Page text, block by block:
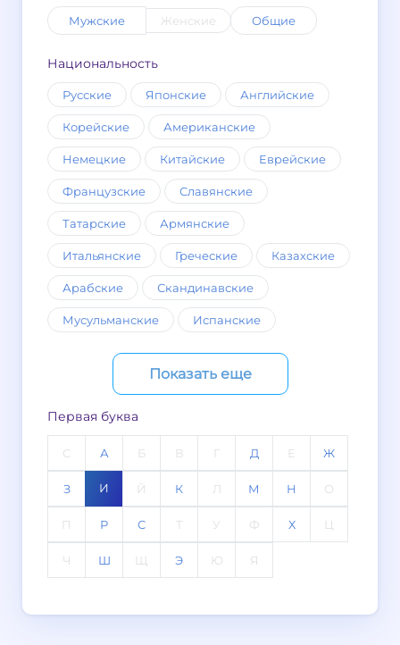
Мужские Женские Общие
Национальность
Русские Японские Английские
Корейские Американские
Немецкие Китайские Еврейские
Французские Славянские
Татарские Армянские
Итальянские Греческие Казахские
Арабские Скандинавские
Мусульманские Испанские
Показать еще
Первая буква
C А Б В Г Д Е Ж
З И Й К Л М Н О
П Р С Т У Ф Х Ц
Ч Ш Э Ю Я